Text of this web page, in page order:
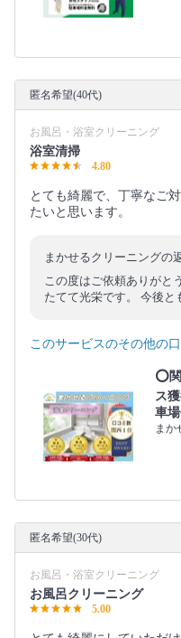
匿名希望(40代)
お風呂・浴室クリーニング
浴室清掃
4.80
とても綺麗で、丁寧なご
たいと思います。
まかせるクリーニングの
この度はご依頼ありがと
たてて光栄です。 今後と
このサービスのその他の
⭕
ス
車
まか
匿名希望(30代)
お風呂・浴室クリーニング
お風呂クリーニング
5.00